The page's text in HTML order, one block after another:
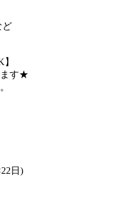
ど
ます★
日)